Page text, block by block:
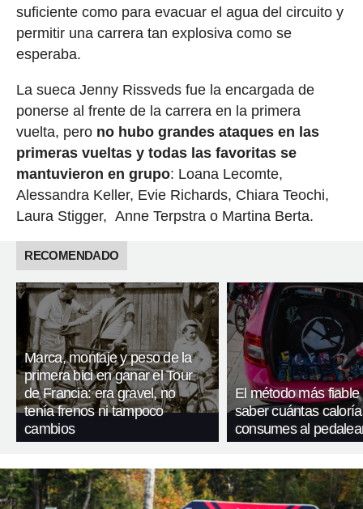
suficiente como para evacuar el agua del circuito y
permitir una carrera tan explosiva como se
esperaba.
La sueca Jenny Rissveds fue la encargada de
ponerse al frente de la carrera en la primera
vuelta, pero no hubo grandes ataques en las
primeras vueltas y todas las favoritas se
mantuvieron en grupo: Loana Lecomte,
Alessandra Keller, Evie Richards, Chiara Teochi,
Laura Stigger, Anne Terpstra o Martina Berta.
RECOMENDADO
Marca, montaje y peso de la
primera bici en ganar el Tour
de Francia: era gravel, no
tenía frenos ni tampoco
cambios
El método más fiable
saber cuántas
consumes al